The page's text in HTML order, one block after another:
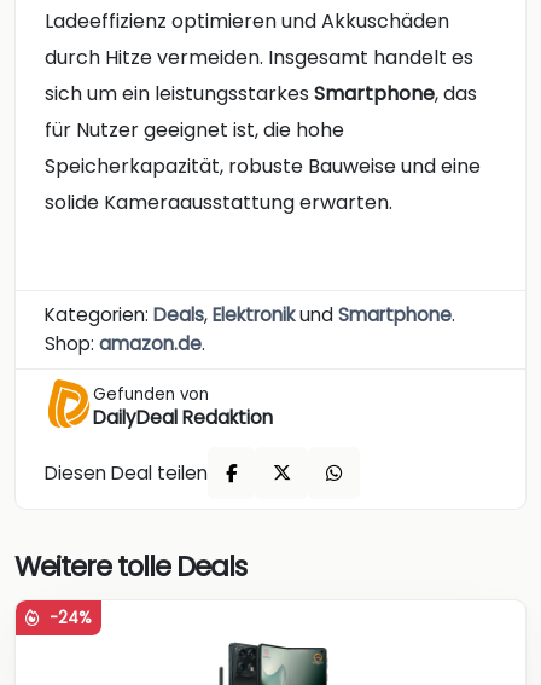
Ladeeffizienz optimieren und Akkuschäden
durch Hitze vermeiden. Insgesamt handelt es
sich um ein leistungsstarkes Smartphone, das
für Nutzer geeignet ist, die hohe
Speicherkapazität, robuste Bauweise und eine
solide Kameraausstattung erwarten.
Kategorien: Deals,ElektronikundSmartphone.
Shop: amazon.de.
Gefunden von
DailyDeal Redaktion
Diesen Deal teilen
Weitere tolle Deals
-24%